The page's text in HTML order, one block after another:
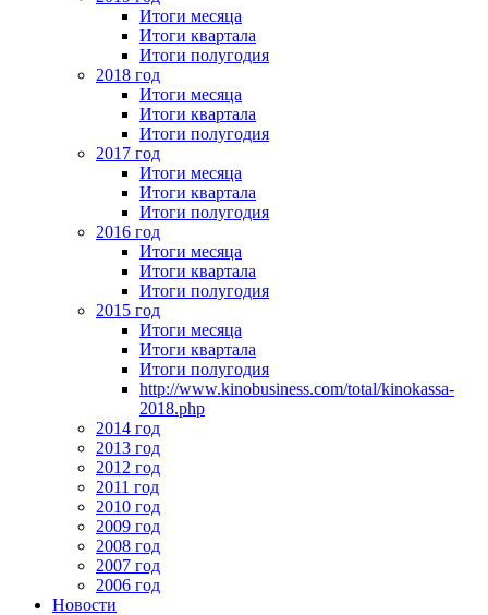
Итоги месяца
Итоги квартала
Итоги полугодия
2018 год
Итоги месяца
Итоги квартала
Итоги полугодия
2017 год
Итоги месяца
Итоги квартала
Итоги полугодия
2016 год
Итоги месяца
Итоги квартала
Итоги полугодия
2015 год
Итоги месяца
Итоги квартала
Итоги полугодия
http://www.kinobusiness.com/total/kinokassa-
2018.php
2014 год
2013 год
2012 год
2011 год
2010 год
2009 год
2008 год
2007 год
2006 год
Новости